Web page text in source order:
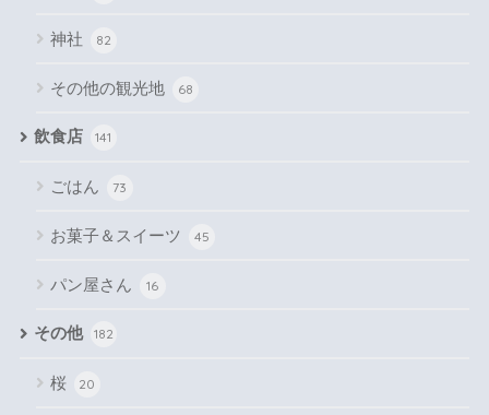
神社 82
その他の観光地 68
飲食店 141
ごはん 73
お菓子＆スイーツ 45
パン屋さん 16
その他 182
桜 20